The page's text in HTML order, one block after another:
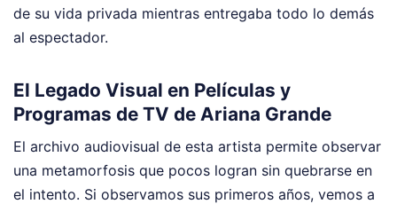
de su vida privada mientras entregaba todo lo demás
al espectador.
El Legado Visual en Películas y
Programas de TV de Ariana Grande
El archivo audiovisual de esta artista permite observar
una metamorfosis que pocos logran sin quebrarse en
el intento. Si observamos sus primeros años, vemos a